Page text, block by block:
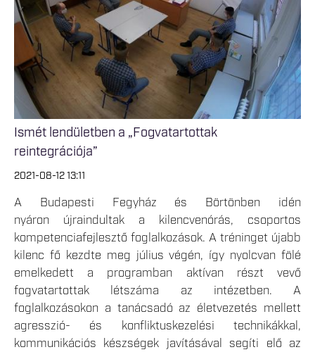
Ismét lendületben a „Fogvatartottak
reintegrációja”
2021-08-12 13:11
A Budapesti Fegyház és Börtönben idén
nyáron újraindultak a kilencvenórás, csoportos
kompetenciafejlesztő foglalkozások. A tréninget újabb
kilenc fő kezdte meg július végén, így nyolcvan fölé
emelkedett a programban aktívan részt vevő
fogvatartottak létszáma az intézetben. A
foglalkozásokon a tanácsadó az életvezetés mellett
agresszió- és konfliktuskezelési technikákkal,
kommunikációs készségek javításával segíti elő az